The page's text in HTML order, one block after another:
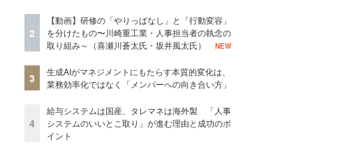
2
【動画】研修の「やりっぱなし」と「行動変容」
を分けたもの〜川崎重工業・人事担当者の執念の
取り組み～（喜瀬川蒼太氏・坂井風太氏）
NEW
3
生成AIがマネジメントにもたらす本質的変化は、
業務効率化ではなく「メンバーへの向き合い方」
4
給与システムは国産、タレマネは海外製 「人事
システムのいいとこ取り」が進む理由と成功のポ
イント